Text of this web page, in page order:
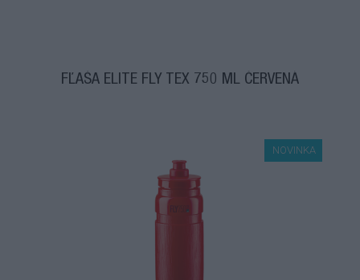
FĽAŠA ELITE FLY TEX 750 ML ČERVENÁ
NOVINKA